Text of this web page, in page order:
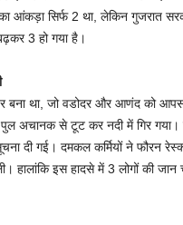
आंकड़ा सिर्फ 2 था, लेकिन गुजरात
3 हो गया है।
बना था, जो वडोदर और आणंद को
पुल अचानक से टूट कर नदी में गिर
दी गई। दमकल कर्मियों ने फौरन
हालांकि इस हादसे में 3 लोगों की जान